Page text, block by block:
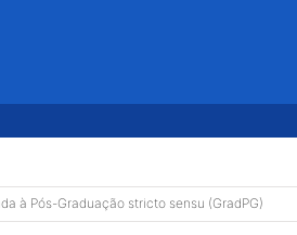
à Pós-Graduação stricto sensu (GradPG)